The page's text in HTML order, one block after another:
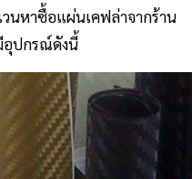
วนหาซื้อแผ่นเคฟล่าจากร้าน
อุปกรณ์ดังนี้